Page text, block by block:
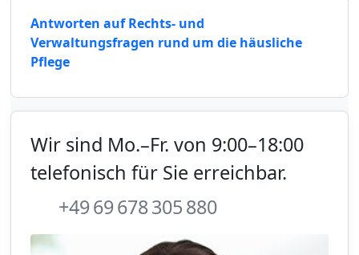
Antworten auf Rechts- und
Verwaltungsfragen rund um die häusliche
Pflege
Wir sind Mo.–Fr. von 9:00–18:00
telefonisch für Sie erreichbar.
+49 69 678 305 880